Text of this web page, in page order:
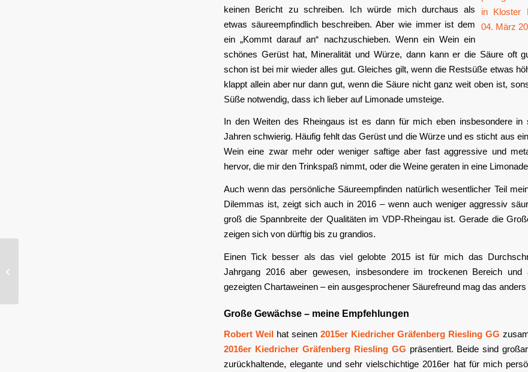
keinen Bericht zu schreiben. Ich würde mich durchaus als
etwas säureempfindlich beschreiben. Aber wie immer ist dem
ein „Kommt darauf an“ nachzuschieben. Wenn ein Wein ein
schönes Gerüst hat, Mineralität und Würze, dann kann er die Säure oft
schon ist bei mir wieder alles gut. Gleiches gilt, wenn die Restsüße etwas
klappt allein aber nur dann gut, wenn die Säure nicht ganz weit oben ist,
Süße notwendig, dass ich lieber auf Limonade umsteige.
In den Weiten des Rheingaus ist es dann für mich eben insbesondere in
Jahren schwierig. Häufig fehlt das Gerüst und die Würze und es sticht aus
Wein eine zwar mehr oder weniger saftige aber fast aggressive und
hervor, die mir den Trinkspaß nimmt, oder die Weine geraten in eine
Auch wenn das persönliche Säureempfinden natürlich wesentlicher Teil
Dilemmas ist, zeigt sich auch in 2016 – wenn auch weniger aggressiv
groß die Spannbreite der Qualitäten im VDP-Rheingau ist. Gerade die
zeigen sich von dürftig bis zu grandios.
Einen Tick besser als das viel gelobte 2015 ist für mich das
Jahrgang 2016 aber gewesen, insbesondere im trockenen Bereich und
gezeigten Chartaweinen – ein ausgesprochener Säurefreund mag das anders
Große Gewächse – meine Empfehlungen
Robert Weilhat seinen 2015er Kiedricher Gräfenberg Riesling GG
2016er Kiedricher Gräfenberg Riesling GG präsentiert. Beide sind
zurückhaltende, elegante und sehr vielschichtige 2016er hat für mich